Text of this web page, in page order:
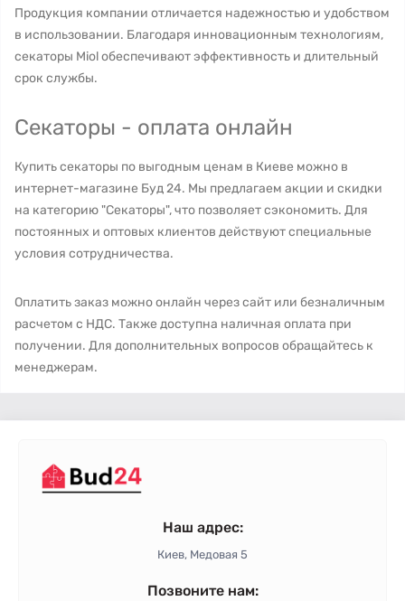
Продукция компании отличается надежностью и удобством
в использовании. Благодаря инновационным технологиям,
секаторы Miol обеспечивают эффективность и длительный
срок службы.
Секаторы - оплата онлайн
Купить секаторы по выгодным ценам в Киеве можно в
интернет-магазине Буд 24. Мы предлагаем акции и скидки
на категорию "Секаторы", что позволяет сэкономить. Для
постоянных и оптовых клиентов действуют специальные
условия сотрудничества.
Оплатить заказ можно онлайн через сайт или безналичным
расчетом с НДС. Также доступна наличная оплата при
получении. Для дополнительных вопросов обращайтесь к
менеджерам.
Наш адрес:
Киев, Медовая 5
Позвоните нам: